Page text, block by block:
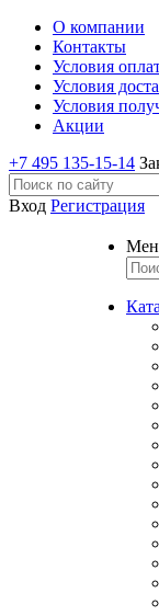
О компании
Контакты
Условия
Условия
Условия
Акции
+7 495 135-15-14
Вход Регистрация